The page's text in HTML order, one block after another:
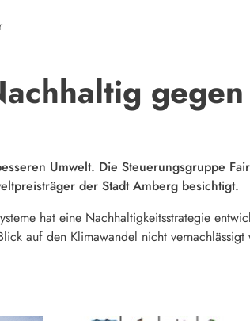
Umwelt. Die Steuerungsgruppe
der Stadt Amberg besichtigt.
hat eine Nachhaltigkeitsstrategie
auf den Klimawandel nicht